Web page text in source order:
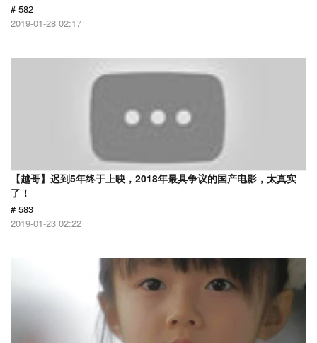
# 582
2019-01-28 02:17
【越哥】迟到5年终于上映，2018年最具争议的国产电影，太真实
了！
# 583
2019-01-23 02:22